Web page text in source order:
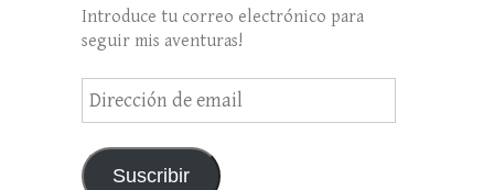
Introduce tu correo electrónico para
seguir mis aventuras!
Dirección
de
Suscribir